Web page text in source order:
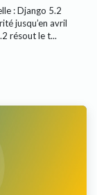
: Django 5.2
jusqu’en avril
résout le t...